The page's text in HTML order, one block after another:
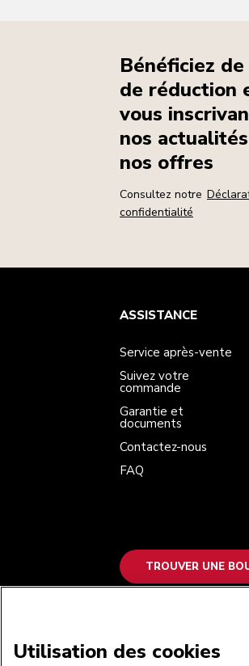
Bénéficiez
de réduction
vous
nos
nos offres
Consultez notre
confidentialité
Service après-vente
Suivez votre commande
FAQ
Conditions générales de
Expédition et livraison
Déclaration d’accessibilité
La marque
Notre histoire
Trouver une boutique
ASSISTANCE
Service après-vente
Suivez votre
commande
Garantie et
documents
Contactez-nous
FAQ
TROUVER UNE
Utilisation des cookies